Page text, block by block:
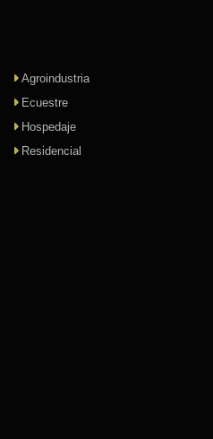
Agroindustria
Ecuestre
Hospedaje
Residencial